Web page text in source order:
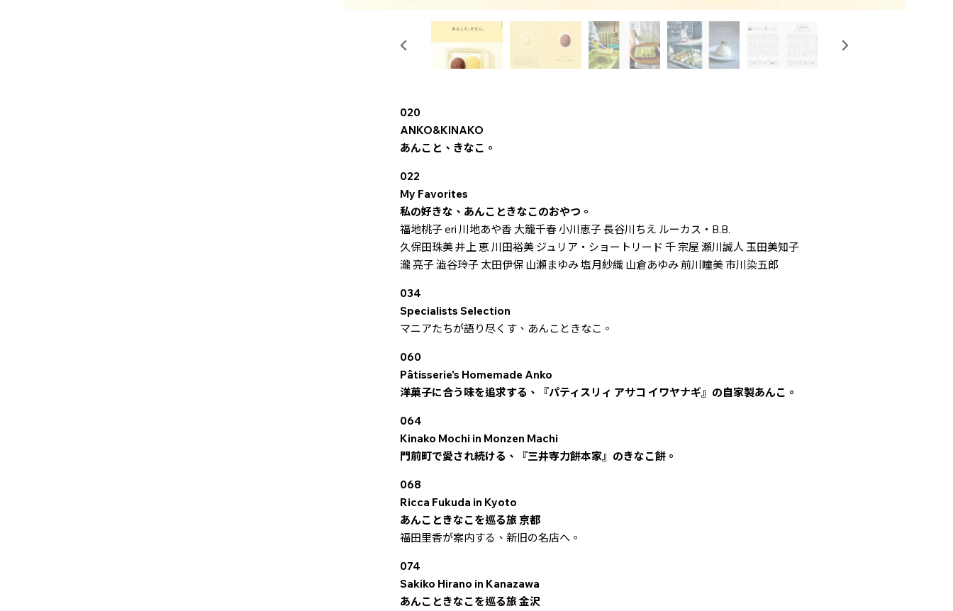
020
ANKO&KINAKO
あんこと、きなこ。
022
My Favorites
私の好きな、あんこときなこのおやつ。
福地桃子 eri 川地あや香 大籠千春 小川恵子 長谷川ちえ ルーカス・B.B.
久保田珠美 井上 恵 川田裕美 ジュリア・ショートリード 千 宗屋 瀬川誠人 玉田美知子
瀧 亮子 澁谷玲子 太田伊保 山瀬まゆみ 塩月紗織 山倉あゆみ 前川瞳美 市川染五郎
034
Specialists Selection
マニアたちが語り尽くす、あんこときなこ。
060
Pâtisserie's Homemade Anko
洋菓子に合う味を追求する、『パティスリィ アサコ イワヤナギ』の自家製あんこ。
064
Kinako Mochi in Monzen Machi
門前町で愛され続ける、『三井寺力餅本家』のきなこ餅。
068
Ricca Fukuda in Kyoto
あんこときなこを巡る旅 京都
福田里香が案内する、新旧の名店へ。
074
Sakiko Hirano in Kanazawa
あんこときなこを巡る旅 金沢